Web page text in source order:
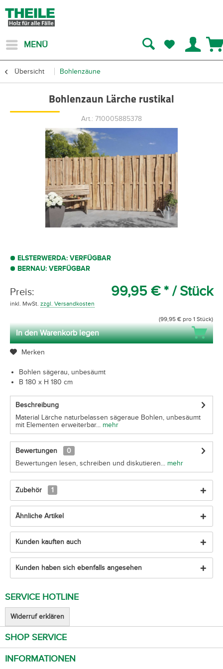
MENÜ
Übersicht Bohlenzäune
Bohlenzaun Lärche rustikal
Art.: 710005885378
ELSTERWERDA: VERFÜGBAR
BERNAU: VERFÜGBAR
Preis: 99,95 € * / Stück
inkl. MwSt. zzgl. Versandkosten
(99,95 € pro 1 Stück)
In den Warenkorb legen
Merken
Bohlen sägerau, unbesäumt
B 180 x H 180 cm
Beschreibung
Material Lärche naturbelassen sägeraue Bohlen, unbesäumt
mit Elementen erweiterbar... mehr
Bewertungen
0
Bewertungen lesen, schreiben und diskutieren... mehr
Zubehör 1
Ähnliche Artikel
Kunden kauften auch
Kunden haben sich ebenfalls angesehen
SERVICE HOTLINE
Widerruf erklären
SHOP SERVICE
INFORMATIONEN